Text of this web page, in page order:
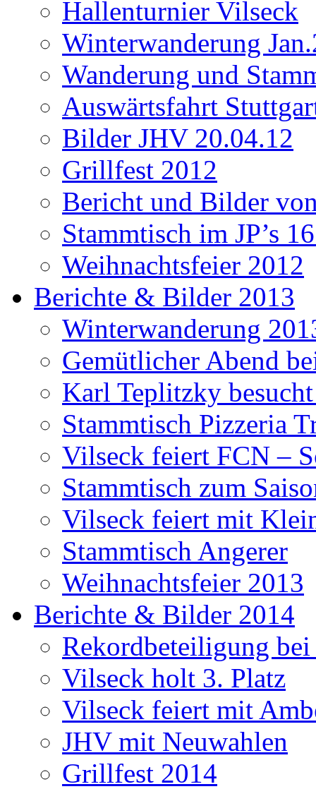
Hallenturnier Vilseck
Winterwanderung
Wanderung und
Auswärtsfahrt
Bilder JHV 20.04.12
Grillfest 2012
Bericht und Bilder
Stammtisch im JP’s
Weihnachtsfeier 2012
Berichte & Bilder 2013
Winterwanderung
Gemütlicher Abend
Karl Teplitzky
Stammtisch Pizzeria
Vilseck feiert FCN –
Stammtisch zum
Vilseck feiert mit
Stammtisch Angerer
Weihnachtsfeier 2013
Berichte & Bilder 2014
Rekordbeteiligung bei
Vilseck holt 3. Platz
Vilseck feiert mit
JHV mit Neuwahlen
Grillfest 2014